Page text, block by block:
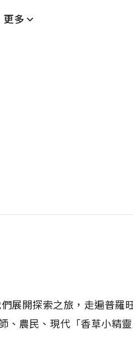
更多
展開探索之旅，走遍普羅
、農民、現代「香草小精